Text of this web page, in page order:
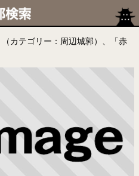
カテゴリー：周辺城郭）、「赤